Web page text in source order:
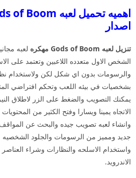
اصدار
تنزيل لعبه Gods of Boom مهكره لعبه
الشخص الاول متعدده اللاعبين وتعتمد على
والرسومات بدون اي شكل لكن ولاستخدام
بشخصيات في بيئه اللعب وتحكم افتراضي
يمكنك التصويب والضغط على الزر لاطلاق
الاتجاه يمينا ويسارا وفتح الكثير من
وانشاء لعبه تصويب جيده والبحث عن المواقف
جديد ومميز من الرسومات والجلود الشخصيه
واستخدام الاسلحه والنظارات وشراء
الاندرويد.